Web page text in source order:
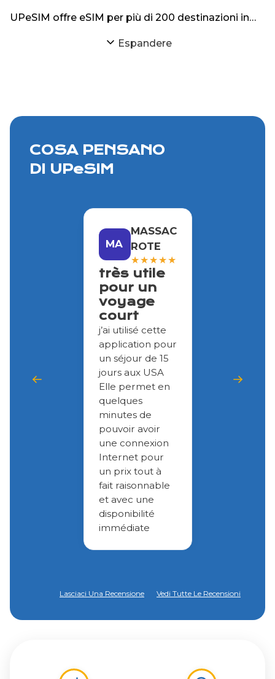
UPeSIM offre eSIM per più di 200 destinazioni in
applicazioni iPhone e Android.
Espandere
COSA PENSANO
DI UPeSIM
MA
MASSAC
ROTE
★★★★★
très utile
pour un
voyage
court
j’ai utilisé cette
application pour
un séjour de 15
jours aux USA
Elle permet en
quelques
minutes de
pouvoir avoir
une connexion
Internet pour
un prix tout à
fait raisonnable
et avec une
disponibilité
immédiate
Lasciaci Una Recensione Vedi Tutte Le Recensioni